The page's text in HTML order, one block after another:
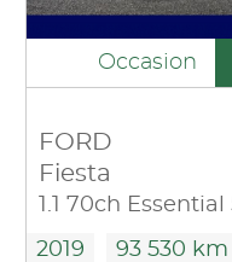
Occasion
FORD
Fiesta
2019 93 530 km